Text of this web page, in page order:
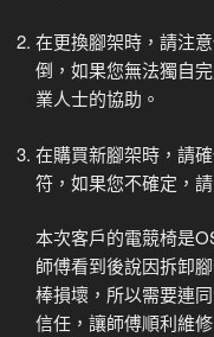
在更換腳架時，請注
倒，如果您無法獨自
業人士的協助。
在購買新腳架時，請
符，如果您不確定，
本次客戶的電競椅是
師傅看到後說因拆卸
棒損壞，所以需要連
信任，讓師傅順利維